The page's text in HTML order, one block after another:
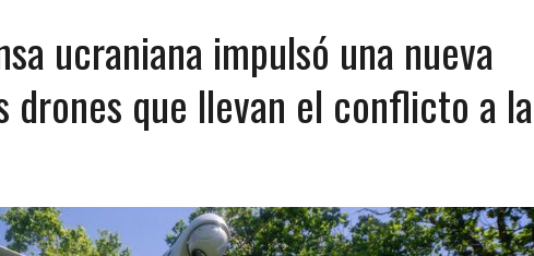
DES OFFRES DU CASINO SUISSE EN LIGNE ET GAGNEZ GROS
ucraniana impulsó una nueva
drones que llevan el conflicto a la